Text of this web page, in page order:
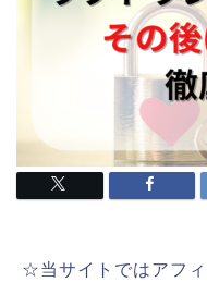
☆当サイトではアフ